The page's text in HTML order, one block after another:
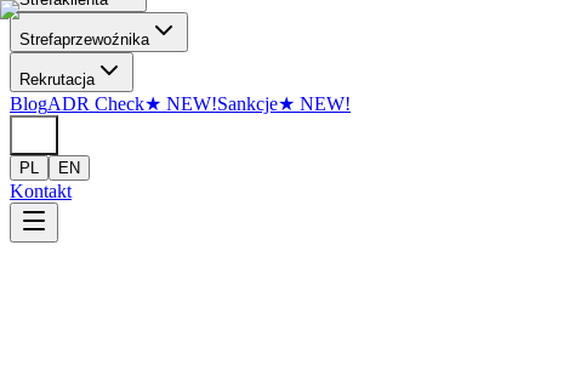
Przejdź do treści
Strefaprzewoźnika
Rekrutacja
BlogADR Check★ NEW!Sankcje★ NEW!
PL EN
Kontakt